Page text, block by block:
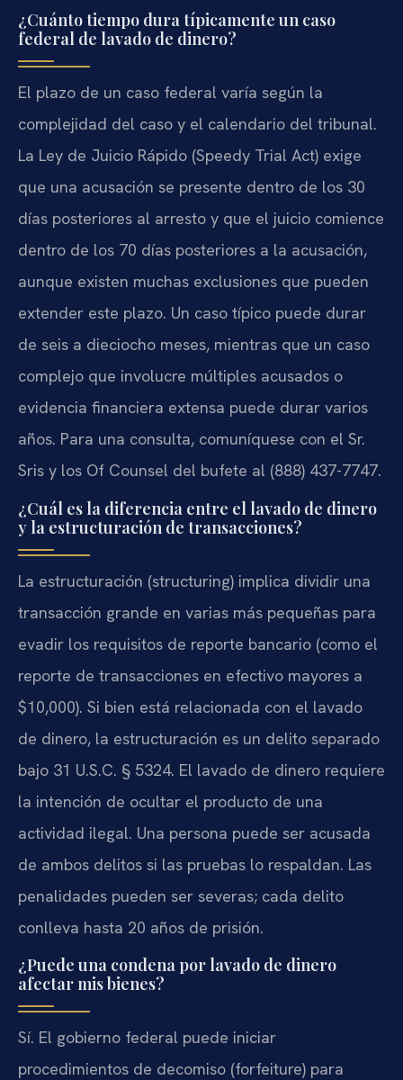
¿Cuánto tiempo dura típicamente un caso
federal de lavado de dinero?
El plazo de un caso federal varía según la
complejidad del caso y el calendario del tribunal.
La Ley de Juicio Rápido (Speedy Trial Act) exige
que una acusación se presente dentro de los 30
días posteriores al arresto y que el juicio comience
dentro de los 70 días posteriores a la acusación,
aunque existen muchas exclusiones que pueden
extender este plazo. Un caso típico puede durar
de seis a dieciocho meses, mientras que un caso
complejo que involucre múltiples acusados o
evidencia financiera extensa puede durar varios
años. Para una consulta, comuníquese con el Sr.
Sris y los Of Counsel del bufete al (888) 437-7747.
¿Cuál es la diferencia entre el lavado de dinero
y la estructuración de transacciones?
La estructuración (structuring) implica dividir una
transacción grande en varias más pequeñas para
evadir los requisitos de reporte bancario (como el
reporte de transacciones en efectivo mayores a
$10,000). Si bien está relacionada con el lavado
de dinero, la estructuración es un delito separado
bajo 31 U.S.C. § 5324. El lavado de dinero requiere
la intención de ocultar el producto de una
actividad ilegal. Una persona puede ser acusada
de ambos delitos si las pruebas lo respaldan. Las
penalidades pueden ser severas; cada delito
conlleva hasta 20 años de prisión.
¿Puede una condena por lavado de dinero
afectar mis bienes?
Sí. El gobierno federal puede iniciar
procedimientos de decomiso (forfeiture) para